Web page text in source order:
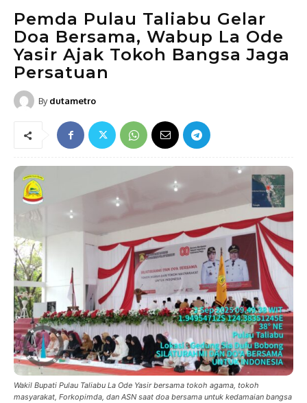
Pemda Pulau Taliabu Gelar
Doa Bersama, Wabup La Ode
Yasir Ajak Tokoh Bangsa Jaga
Persatuan
By dutametro
Wakil Bupati Pulau Taliabu La Ode Yasir bersama tokoh agama, tokoh
masyarakat, Forkopimda, dan ASN saat doa bersama untuk kedamaian bangsa